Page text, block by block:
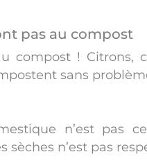
pas au compost
compost ! Citrons,
sans
n’est pas
sèches n’est pas